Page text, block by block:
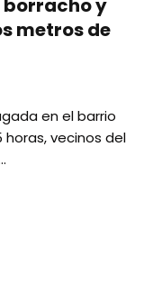
borracho y
metros de
en el barrio
vecinos del